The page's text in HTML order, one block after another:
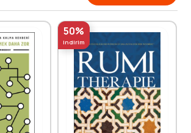
50%
indirim